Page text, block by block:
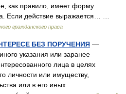
как правило, имеет форму
Если действие выражается… …
гражданского права
БЕЗ ПОРУЧЕНИЯ —
указания или заранее
лица в целях
личности или имуществу,
или в его иных